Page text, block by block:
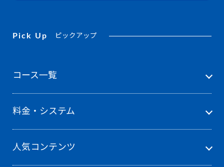
Pick Up ピックアップ
料金・システム
コース一覧
人気コンテンツ